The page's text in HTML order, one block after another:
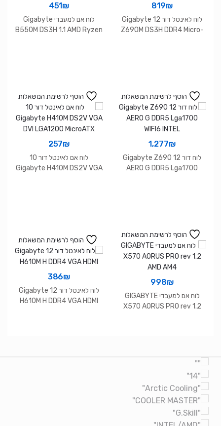
819₪
לוח לאינטל דור 12 Gigabyte
Z690M DS3H DDR4 Micro-
451₪
לוח אם למעבדי Gigabyte
B550M DS3H 1.1 AMD Ryzen
הוסף לרשימת המשאלות
1,277₪
לוח דור 12 Gigabyte Z690
AERO G DDR5 Lga1700
הוסף לרשימת המשאלות
257₪
לוח אם לאינטל דור 10
Gigabyte H410M DS2V VGA
הוסף לרשימת המשאלות
998₪
לוח אם למעבדי GIGABYTE
X570 AORUS PRO rev 1.2
הוסף לרשימת המשאלות
386₪
לוח לאינטל דור 12 Gigabyte
H610M H DDR4 VGA HDMI
Brands Carousel